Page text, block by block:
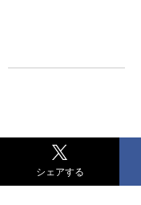
シェアする